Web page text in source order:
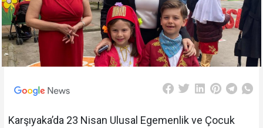
Karşıyaka’da 23 Nisan Ulusal Egemenlik ve Çocuk